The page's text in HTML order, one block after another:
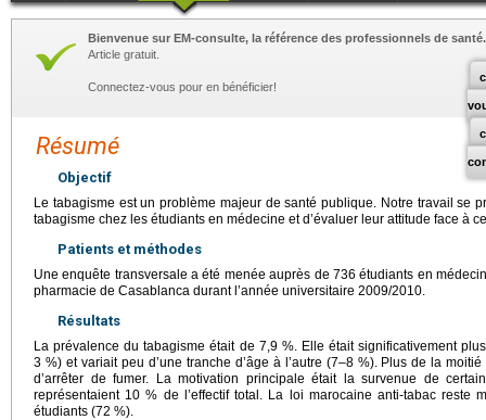
Bienvenue sur EM-consulte, la référence des professionnels de santé.
Article gratuit.
Connectez-vous pour en bénéficier!
Résumé
Objectif
Le tabagisme est un problème majeur de santé publique. Notre travail se
tabagisme chez les étudiants en médecine et d’évaluer leur attitude face à
Patients et méthodes
Une enquête transversale a été menée auprès de 736 étudiants en
pharmacie de Casablanca durant l’année universitaire 2009/2010.
Résultats
La prévalence du tabagisme était de 7,9 %. Elle était significativement
3 %) et variait peu d’une tranche d’âge à l’autre (7–8 %). Plus de la
d’arrêter de fumer. La motivation principale était la survenue de
représentaient 10 % de l’effectif total. La loi marocaine anti-tabac reste
étudiants (72 %).